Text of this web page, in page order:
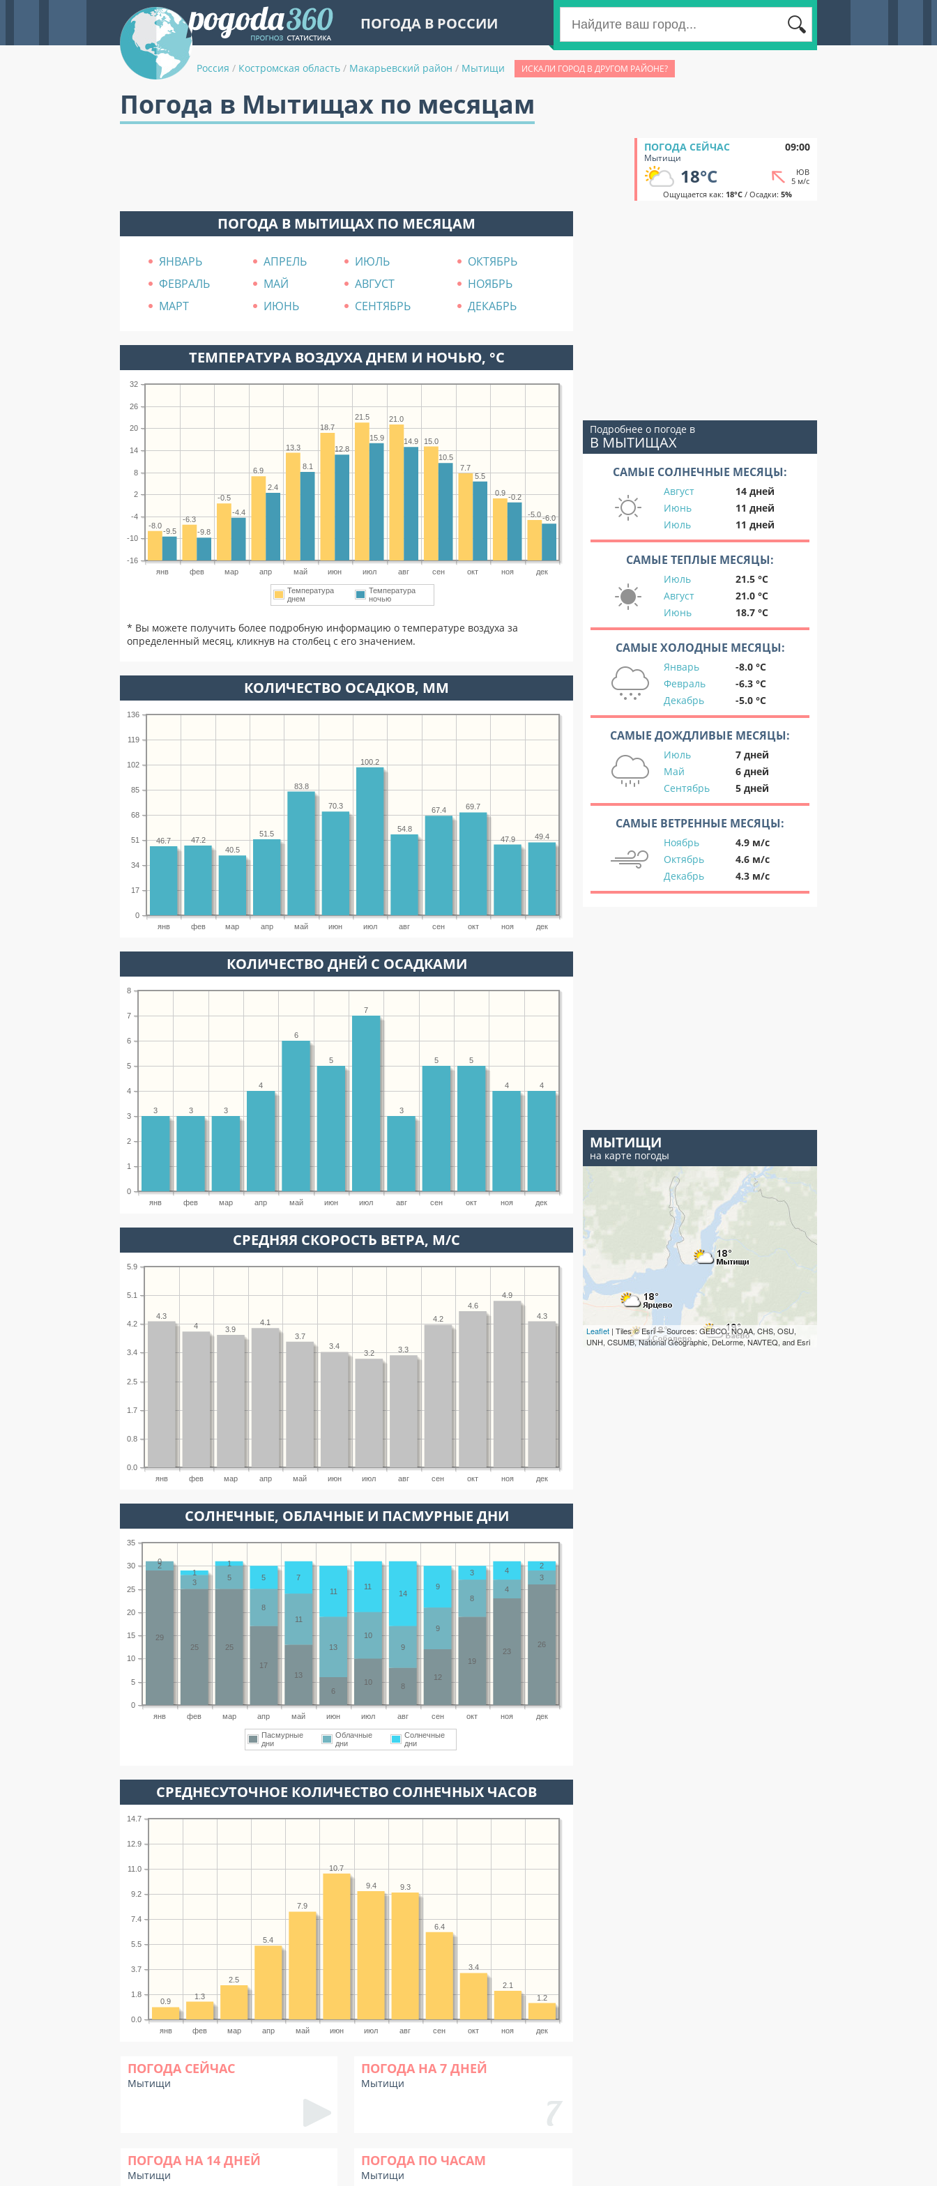
ПОГОДА В РОССИИ
Россия / Костромская область / Макарьевский район / Мытищи ИСКАЛИ ГОРОД В ДРУГОМ РАЙОНЕ?
Погода в Мытищах по месяцам
ПОГОДА СЕЙЧАС 09:00
Мытищи
18°C
ЮВ
5 м/с
Ощущается как: 18°C/ Осадки: 5%
ПОГОДА В МЫТИЩАХ ПО МЕСЯЦАМ
ЯНВАРЬ АПРЕЛЬ ИЮЛЬ
ОКТЯБРЬ
ФЕВРАЛЬ
МАЙ АВГУСТ
НОЯБРЬ
МАРТ
ИЮНЬ СЕНТЯБРЬ ДЕКАБРЬ
ТЕМПЕРАТУРА ВОЗДУХА ДНЕМ И НОЧЬЮ, °C
янв фев мар апр май июн июл авг сен окт ноя дек
-16
-10
-4
2
8
14
20
26
32
-5.0
0.9
7.7
15.0
21.0
21.5
18.7
13.3
6.9
-0.5
-6.3
-8.0
-6.0
-0.2
5.5
10.5
14.9
15.9
12.8
8.1
2.4
-4.4
-9.8
-9.5
Температура
днем
Температура
ночью
* Вы можете получить более подробную информацию о температуре воздуха за
определенный месяц, кликнув на столбец с его значением.
КОЛИЧЕСТВО ОСАДКОВ, ММ
янв фев мар апр май июн июл авг сен окт ноя дек
0
17
34
51
68
85
102
119
136
49.4
47.9
69.7
67.4
54.8
100.2
70.3
83.8
51.5
40.5
47.2
46.7
КОЛИЧЕСТВО ДНЕЙ С ОСАДКАМИ
янв фев мар апр май июн июл авг сен окт ноя дек
0
1
2
3
4
5
6
7
8
4
4
5
5
3
7
5
6
4
3
3
3
СРЕДНЯЯ СКОРОСТЬ ВЕТРА, М/С
янв фев мар апр май июн июл авг сен окт ноя дек
0.0
0.8
1.7
2.5
3.4
4.2
5.1
5.9
4.3
4.9
4.6
4.2
3.3
3.2
3.4
3.7
4.1
3.9
4
4.3
CОЛНЕЧНЫЕ, ОБЛАЧНЫЕ И ПАСМУРНЫЕ ДНИ
янв фев мар апр май июн июл авг сен окт ноя дек
0
5
10
15
20
25
30
35
26
23
19
12
8
10
6
13
17
25
25
29
3
4
8
9
9
10
13
11
8
5
3
2 2
4
3
9
14
11
11
7
5
1
1
0
Пасмурные
дни
Облачные
дни
Солнечные
дни
СРЕДНЕСУТОЧНОЕ КОЛИЧЕСТВО СОЛНЕЧНЫХ ЧАСОВ
янв фев мар апр май июн июл авг сен окт ноя дек
0.0
1.8
3.7
5.5
7.4
9.2
11.0
12.9
14.7
1.2
2.1
3.4
6.4
9.3
9.4
10.7
7.9
5.4
2.5
1.3
0.9
ПОГОДА СЕЙЧАС
Мытищи
ПОГОДА НА 7 ДНЕЙ
Мытищи
ПОГОДА НА 14 ДНЕЙ
Мытищи
ПОГОДА ПО ЧАСАМ
Мытищи
Подробнее о погоде в
В МЫТИЩАХ
САМЫЕ СОЛНЕЧНЫЕ МЕСЯЦЫ:
Август
14 дней
Июнь
11 дней
Июль
11 дней
САМЫЕ ТЕПЛЫЕ МЕСЯЦЫ:
Июль
21.5 °C
Август
21.0 °C
Июнь
18.7 °C
САМЫЕ ХОЛОДНЫЕ МЕСЯЦЫ:
Январь
-8.0 °C
Февраль
-6.3 °C
Декабрь
-5.0 °C
САМЫЕ ДОЖДЛИВЫЕ МЕСЯЦЫ:
Июль
7 дней
Май
6 дней
Сентябрь
5 дней
САМЫЕ ВЕТРЕННЫЕ МЕСЯЦЫ:
Ноябрь
4.9 м/с
Октябрь
4.6 м/с
Декабрь
4.3 м/с
МЫТИЩИ
на карте погоды
Leaflet | Tiles © Esri — Sources: GEBCO, NOAA, CHS, OSU,
UNH, CSUMB, National Geographic, DeLorme, NAVTEQ, and Esri